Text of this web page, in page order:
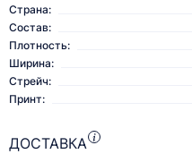
Страна:
Состав:
Плотность:
Ширина:
Стрейч:
Принт:
ДОСТАВКА